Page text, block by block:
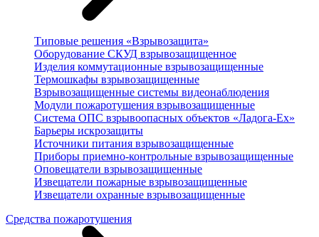
Типовые решения «Взрывозащита»
Оборудование СКУД взрывозащищенное
Изделия коммутационные взрывозащищенные
Термошкафы взрывозащищенные
Взрывозащищенные системы видеонаблюдения
Модули пожаротушения взрывозащищенные
Система ОПС взрывоопасных объектов «Ладога-Ex»
Барьеры искрозащиты
Источники питания взрывозащищенные
Приборы приемно-контрольные взрывозащищенные
Оповещатели взрывозащищенные
Извещатели пожарные взрывозащищенные
Извещатели охранные взрывозащищенные
Средства пожаротушения